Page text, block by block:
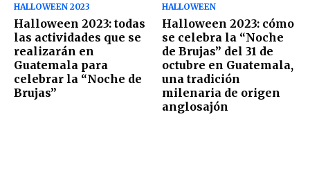
HALLOWEEN 2023
Halloween 2023: todas
las actividades que se
realizarán en
Guatemala para
celebrar la “Noche de
Brujas”
HALLOWEEN
Halloween 2023: cómo
se celebra la “Noche
de Brujas” del 31 de
octubre en Guatemala,
una tradición
milenaria de origen
anglosajón